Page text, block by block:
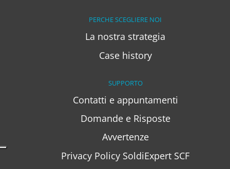
PERCHE SCEGLIERE NOI
La nostra strategia
Case history
SUPPORTO
Contatti e appuntamenti
Domande e Risposte
Avvertenze
Privacy Policy SoldiExpert SCF